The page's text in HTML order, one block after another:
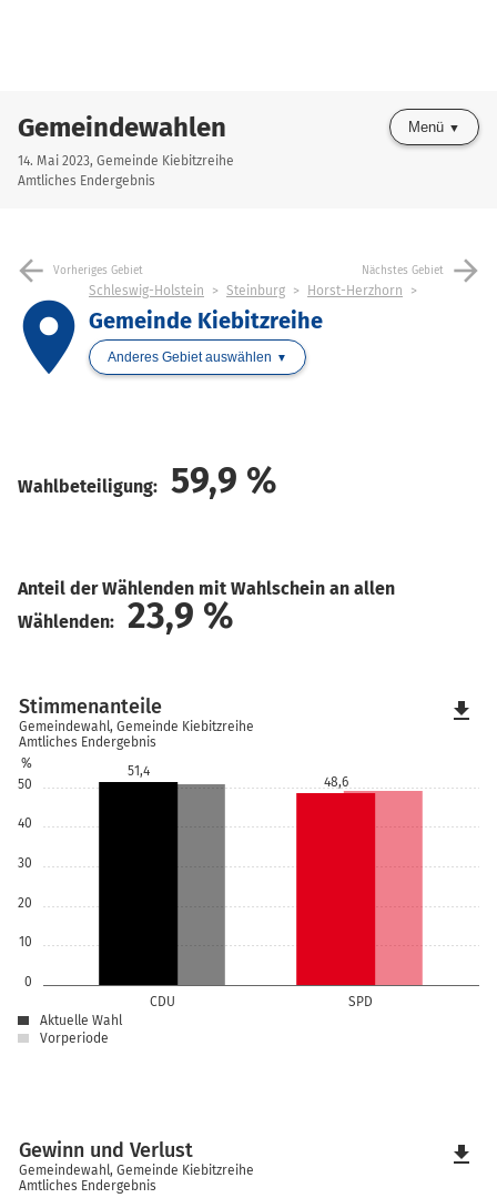
Gemeindewahlen
14. Mai 2023, Gemeinde Kiebitzreihe
Amtliches Endergebnis
Menü
arrow_back Vorheriges Gebiet Nächstes Gebiet arrow_forward
place
Schleswig-Holstein Steinburg Horst-Herzhorn
Gemeinde Kiebitzreihe
Anderes Gebiet auswählen
Wahlbeteiligung: 59,9 %
Anteil der Wählenden mit Wahlschein an allen
Wählenden:
23,9 %
0
10
20
30
40
50
%
CDU SPD
51,4
48,6
Stimmenanteile
Gemeindewahl, Gemeinde Kiebitzreihe
Amtliches Endergebnis
Aktuelle Wahl
Vorperiode
file_download
Gewinn und Verlust
Gemeindewahl, Gemeinde Kiebitzreihe
Amtliches Endergebnis
file_download